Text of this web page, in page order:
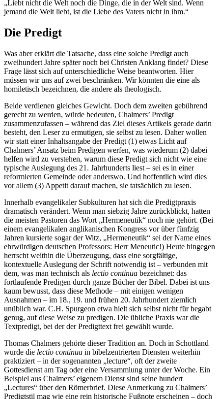
„Liebt nicht die Welt noch die Dinge, die in der Welt sind. Wenn
jemand die Welt liebt, ist die Liebe des Vaters nicht in ihm.“
Die Predigt
Was aber erklärt die Tatsache, dass eine solche Predigt auch
zweihundert Jahre später noch bei Christen Anklang findet? Diese
Frage lässt sich auf unterschiedliche Weise beantworten. Hier
müssen wir uns auf zwei beschränken. Wir könnten die eine als
homiletisch bezeichnen, die andere als theologisch.
Beide verdienen gleiches Gewicht. Doch dem zweiten gebührend
gerecht zu werden, würde bedeuten, Chalmers’ Predigt
zusammenzufassen – während das Ziel dieses Artikels gerade darin
besteht, den Leser zu ermutigen, sie selbst zu lesen. Daher wollen
wir statt einer Inhaltsangabe der Predigt (1) etwas Licht auf
Chalmers’ Ansatz beim Predigen werfen, was wiederum (2) dabei
helfen wird zu verstehen, warum diese Predigt sich nicht wie eine
typische Auslegung des 21. Jahrhunderts liest – sei es in einer
reformierten Gemeinde oder anderswo. Und hoffentlich wird dies
vor allem (3) Appetit darauf machen, sie tatsächlich zu lesen.
Innerhalb evangelikaler Subkulturen hat sich die Predigtpraxis
dramatisch verändert. Wenn man siebzig Jahre zurückblickt, hatten
die meisten Pastoren das Wort „Hermeneutik“ noch nie gehört. (Bei
einem evangelikalen anglikanischen Kongress vor über fünfzig
Jahren kursierte sogar der Witz, „Hermeneutik“ sei der Name eines
ehrwürdigen deutschen Professors: Herr Meneutic!) Heute hingegen
herrscht weithin die Überzeugung, dass eine sorgfältige,
kontextuelle Auslegung der Schrift notwendig ist – verbunden mit
dem, was man technisch als lectio continua bezeichnet: das
fortlaufende Predigen durch ganze Bücher der Bibel. Dabei ist uns
kaum bewusst, dass diese Methode – mit einigen wenigen
Ausnahmen – im 18., 19. und frühen 20. Jahrhundert ziemlich
unüblich war. C.H. Spurgeon etwa hielt sich selbst nicht für begabt
genug, auf diese Weise zu predigen. Die übliche Praxis war die
Textpredigt, bei der der Predigttext frei gewählt wurde.
Thomas Chalmers gehörte dieser Tradition an. Doch in Schottland
wurde die lectio continua in bibelzentrierten Diensten weiterhin
praktiziert – in der sogenannten „lecture“, oft der zweite
Gottesdienst am Tag oder eine Versammlung unter der Woche. Ein
Beispiel aus Chalmers’ eigenem Dienst sind seine hundert
„Lectures“ über den Römerbrief. Diese Anmerkung zu Chalmers’
Predigtstil mag wie eine rein historische Fußnote erscheinen – doch